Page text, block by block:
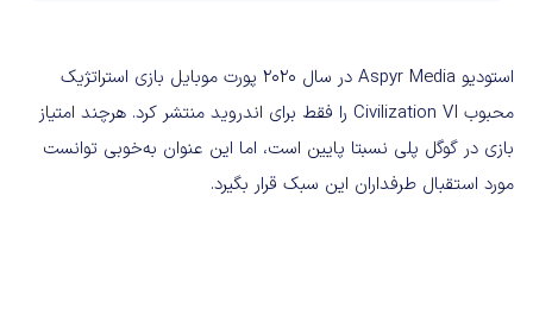
استودیو Aspyr Media در سال 2020 پورت موبایل بازی استراتژیک
محبوب Civilization VI را فقط برای اندروید منتشر کرد. هرچند امتیاز
بازی در گوگل پلی نسبتا پایین است، اما این عنوان به‌خوبی توانست
مورد استقبال طرفداران این سبک قرار بگیرد.